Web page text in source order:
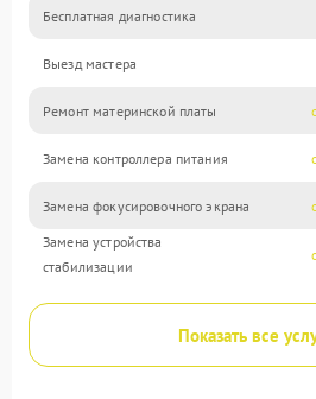
Бесплатная диагностика
Выезд мастера
Ремонт материнской платы
Замена контроллера питания
Замена фокусировочного экрана
Замена устройства
стабилизации
Показать все